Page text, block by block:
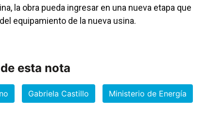
la obra pueda ingresar en una nueva etapa que
equipamiento de la nueva usina.
esta nota
Gabriela Castillo Ministerio de Energía